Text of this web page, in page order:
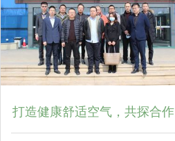
打造健康舒适空气，共探合作